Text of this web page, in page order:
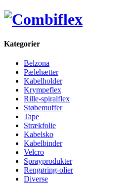
Kategorier
Belzona
Pælehætter
Kabelholder
Krympeflex
Rille-spiralflex
Støbemuffer
Tape
Strækfolie
Kabelsko
Kabelbinder
Velcro
Sprayprodukter
Rengøring-olier
Diverse